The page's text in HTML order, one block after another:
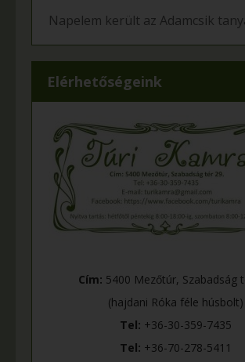
Napelem került az Adamcsik
Elérhetőségeink
Cím: 5400 Mezőtúr, Szabadság
(hajdani Róka féle húsbolt)
Tel: +36-30-359-7435
Tel: +36-70-278-5411